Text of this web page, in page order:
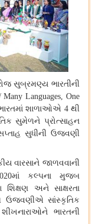
સુબ્રમણ્ય ભારતીની
/Many Languages, One
શાળાઓએ 4થી
સુમેળને પ્રોત્સાહન
સુધીની ઉજવણી
વારસાને જાળવવાની
માં કલ્પના મુજબ
શિક્ષણ અને સાક્ષરતા
આ ઉજવણીએ સાંસ્કૃતિક
ભારતની